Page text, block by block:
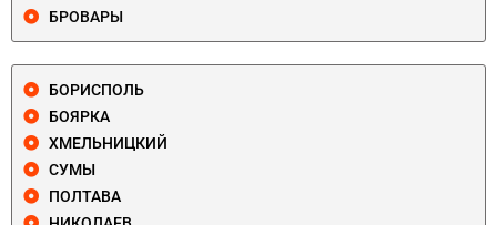
БРОВАРЫ
БОРИСПОЛЬ
БОЯРКА
ХМЕЛЬНИЦКИЙ
СУМЫ
ПОЛТАВА